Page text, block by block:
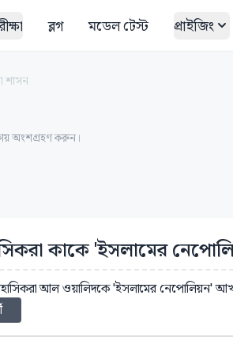
ব্লগ মডেল টেস্ট প্রাইজিং
শাসন
অংশগ্রহণ করুন।
কাকে 'ইসলামের
আল ওয়ালিদকে 'ইসলামের নেপোলিয়ন'